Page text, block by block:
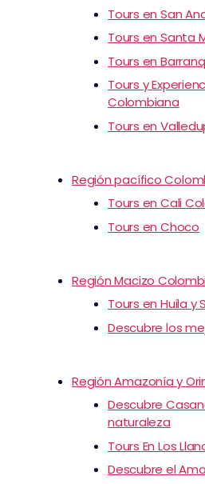
Tours en San
Tours en Santa
Tours en
Tours y
Colombiana
Tours en
Región pacífico
Tours en Cali
Tours en Choco
Región Macizo
Tours en Huila y
Descubre los
Región Amazonía y
Descubre
naturaleza
Tours En Los
Descubre el